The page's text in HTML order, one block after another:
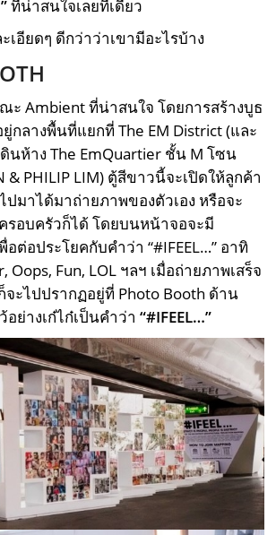
ที่น่าสนใจเลยทีเดียว
เอียดๆ ดีกว่าว่าเขามีอะไรบ้าง
ะ Ambient ที่น่าสนใจ โดยการสร้างบูธ
กลางพื้นที่แยกที่ The EM District (และ
นห้าง The EmQuartier ชั้น M โซน
& PHILIP LIM) ตู้สีขาวนี้จะเปิดให้ลูกค้า
มาได้มาถ่ายภาพของตัวเอง หรือจะ
รอบครัวก็ได้ โดยบนหน้าจอจะมี
อต่อประโยคกับคำว่า “#IFEEL…” อาทิ
Oops, Fun, LOL ฯลฯ เมื่อถ่ายภาพเสร็จ
ะไปปรากฏอยู่ที่ Photo Booth ด้าน
อย่างเก๋ไก๋เป็นคำว่า“#IFEEL…”